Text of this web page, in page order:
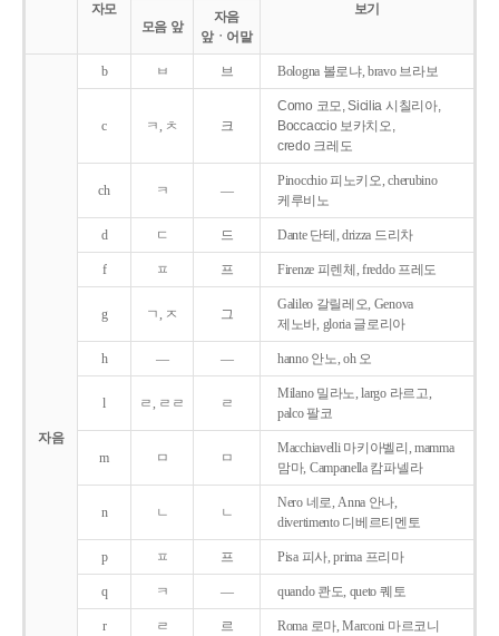
자모
보기
모음 앞
자음
앞ㆍ어말
자음
b ㅂ 브 Bologna 볼로냐, bravo 브라보
c ㅋ, ㅊ 크
Como 코모, Sicilia 시칠리아,
Boccaccio 보카치오,
credo 크레도
ch ㅋ ―
Pinocchio 피노키오, cherubino
케루비노
d ㄷ 드 Dante 단테, drizza 드리차
f ㅍ 프 Firenze 피렌체, freddo 프레도
g ㄱ, ㅈ 그
Galileo 갈릴레오, Genova
제노바, gloria 글로리아
h ― ― hanno 안노, oh 오
l ㄹ, ㄹㄹ ㄹ
Milano 밀라노, largo 라르고,
palco 팔코
m ㅁ ㅁ
Macchiavelli 마키아벨리, mamma
맘마, Campanella 캄파넬라
n ㄴ ㄴ
Nero 네로, Anna 안나,
divertimento 디베르티멘토
p ㅍ 프 Pisa 피사, prima 프리마
q ㅋ ― quando 콴도, queto 퀘토
r ㄹ 르 Roma 로마, Marconi 마르코니